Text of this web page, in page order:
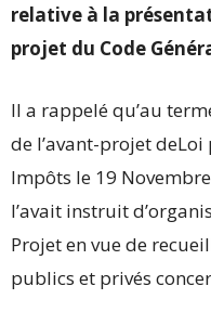
relative à la
projet du Code
Il a rappelé qu’au
de l’avant-projet
Impôts le 19
l’avait instruit
Projet en vue de
publics et privés